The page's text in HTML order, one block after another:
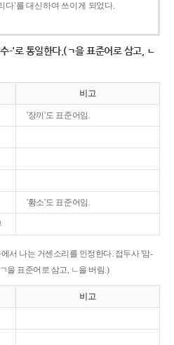
다’를 대신하여 쓰이게 되었다.
-'로 통일한다.(ㄱ을 표준어로 삼고, ㄴ
비고
'장끼'도 표준어임.
'황소'도 표준어임.
서 나는 거센소리를 인정한다. 접두사 '암-
을 표준어로 삼고, ㄴ을 버림.)
비고